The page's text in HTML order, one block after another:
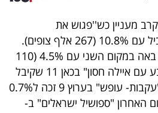
מעניין כש''פגוש את
העיתונות" בערוץ 12 הוביל עם 10.8% (267 אלף צופים).
"מוריה וברקו" בערוץ 13 באה במקום השני עם 4.5% (110
אלף צופים), ואחריה "שבע עם איילה חסון" בכאן 11 שקיבל
3.0% (75 אלף צופים). "עקבות- עופש" בערוץ 9 זכה ל0.7%
האחרון "ספושיל ישראלים" ב-